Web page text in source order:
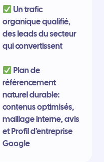
Un trafic
organique qualifié,
des leads du secteur
qui convertissent
Plan de
référencement
naturel durable:
contenus optimisés,
maillage interne, avis
et Profil d’entreprise
Google